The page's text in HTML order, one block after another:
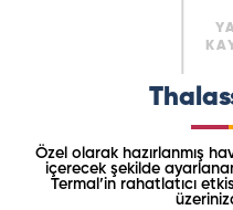
Özel olarak hazırlanmış
içerecek şekilde
Termal’in rahatlatıcı